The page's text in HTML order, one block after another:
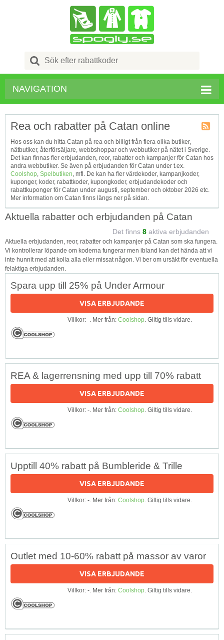
Search
for:
NAVIGATION
RSS
Rea och rabatter på Catan online
Hos oss kan du hitta Catan på rea och billigt från flera olika butiker,
nätbutiker, återförsäljare, webbshoppar och webbutiker på nätet i Sverige.
Det kan finnas fler erbjudanden, reor, rabatter och kampanjer för Catan hos
andra webbutiker. Se även på erbjudanden för Catan under t.ex.
Coolshop, Spelbutiken, mfl. De kan ha fler värdekoder, kampanjkoder,
kuponger, koder, rabattkoder, kupongkoder, erbjudandekoder och
rabattkuponger för Catan under augusti, september och oktober 2026 etc.
Mer information om Catan finns längs ner på sidan.
Aktuella rabatter och erbjudanden på Catan
Det finns 8 aktiva erbjudanden
Aktuella erbjudanden, reor, rabatter och kampanjer på Catan som ska fungera.
Vi kontrollerar löpande om koderna fungerar men ibland kan det hända att vi
inte hunnit med att kolla alla eller missat någon. Vi ber om ursäkt för eventuella
felaktiga erbjudanden.
Spara upp till 25% på Under Armour
VISA ERBJUDANDE
Villkor: -. Mer från: Coolshop. Giltig tills vidare.
REA & lagerrensning med upp till 70% rabatt
VISA ERBJUDANDE
Villkor: -. Mer från: Coolshop. Giltig tills vidare.
Upptill 40% rabatt på Bumbleride & Trille
VISA ERBJUDANDE
Villkor: -. Mer från: Coolshop. Giltig tills vidare.
Outlet med 10-60% rabatt på massor av varor
VISA ERBJUDANDE
Villkor: -. Mer från: Coolshop. Giltig tills vidare.